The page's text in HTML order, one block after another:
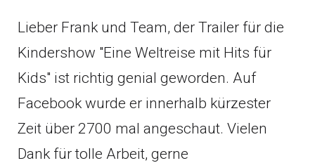
Lieber Frank und Team, der Trailer für die
Kindershow "Eine Weltreise mit Hits für
Kids" ist richtig genial geworden. Auf
Facebook wurde er innerhalb kürzester
Zeit über 2700 mal angeschaut. Vielen
Dank für tolle Arbeit, gerne